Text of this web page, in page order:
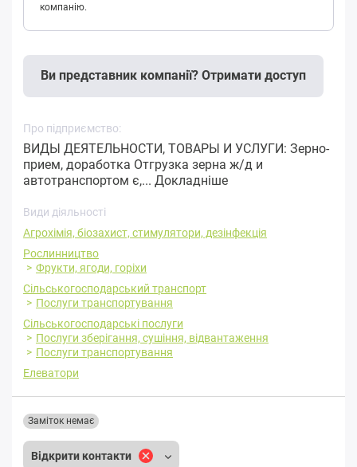
компанію.
Ви представник компанії? Отримати доступ
Про підприємство:
ВИДЫ ДЕЯТЕЛЬНОСТИ, ТОВАРЫ И УСЛУГИ: Зерно-
прием, доработка Отгрузка зерна ж/д и
автотранспортом є,... Докладніше
Види діяльності
Агрохімія, біозахист, стимулятори, дезінфекція
Рослинництво
Фрукти, ягоди, горіхи
Сільськогосподарський транспорт
Послуги транспортування
Сільськогосподарські послуги
Послуги зберігання, сушіння, відвантаження
Послуги транспортування
Елеватори
Відкрити контакти
Заміток немає